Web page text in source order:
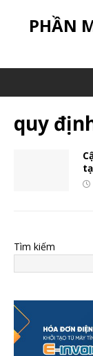
PHẦN
quy
Tìm kiếm